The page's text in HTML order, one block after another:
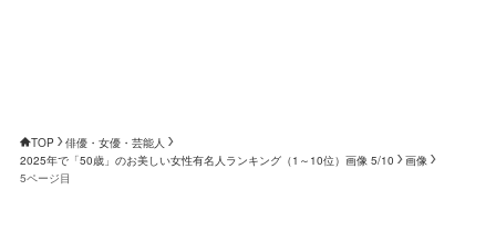
TOP
俳優・女優・芸能人
2025年で「50歳」のお美しい女性有名人ランキング（1～10位）画像 5/10
画像
5ページ目